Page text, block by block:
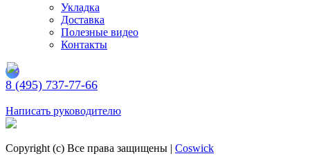
Укладка
Доставка
Полезные видео
Контакты
8 (495) 737-77-66
Написать руководителю
Copyright (c) Все права защищены | Coswick